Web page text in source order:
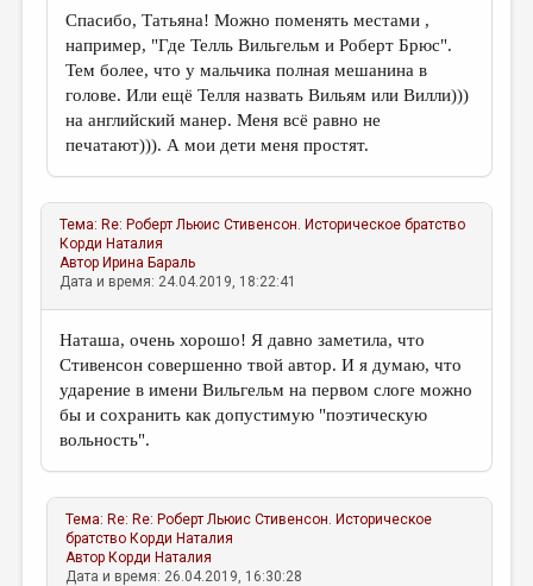
Спасибо, Татьяна! Можно поменять местами ,
например, "Где Телль Вильгельм и Роберт Брюс".
Тем более, что у мальчика полная мешанина в
голове. Или ещё Телля назвать Вильям или Вилли)))
на английский манер. Меня всё равно не
печатают))). А мои дети меня простят.
Тема: Re: Роберт Льюис Стивенсон. Историческое братство
Корди Наталия
Автор Ирина Бараль
Дата и время: 24.04.2019, 18:22:41
Наташа, очень хорошо! Я давно заметила, что
Стивенсон совершенно твой автор. И я думаю, что
ударение в имени Вильгельм на первом слоге можно
бы и сохранить как допустимую "поэтическую
вольность".
Тема: Re: Re: Роберт Льюис Стивенсон. Историческое
братство Корди Наталия
Автор Корди Наталия
Дата и время: 26.04.2019, 16:30:28